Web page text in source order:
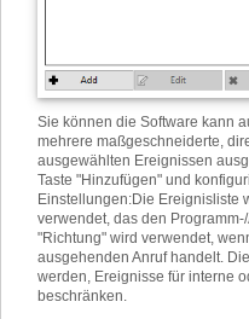
Sie können die Software kann
mehrere maßgeschneiderte,
ausgewählten Ereignissen
Taste "Hinzufügen" und
Einstellungen:Die Ereignisliste
verwendet, das den
"Richtung" wird verwendet,
ausgehenden Anruf handelt.
werden, Ereignisse für interne
beschränken.